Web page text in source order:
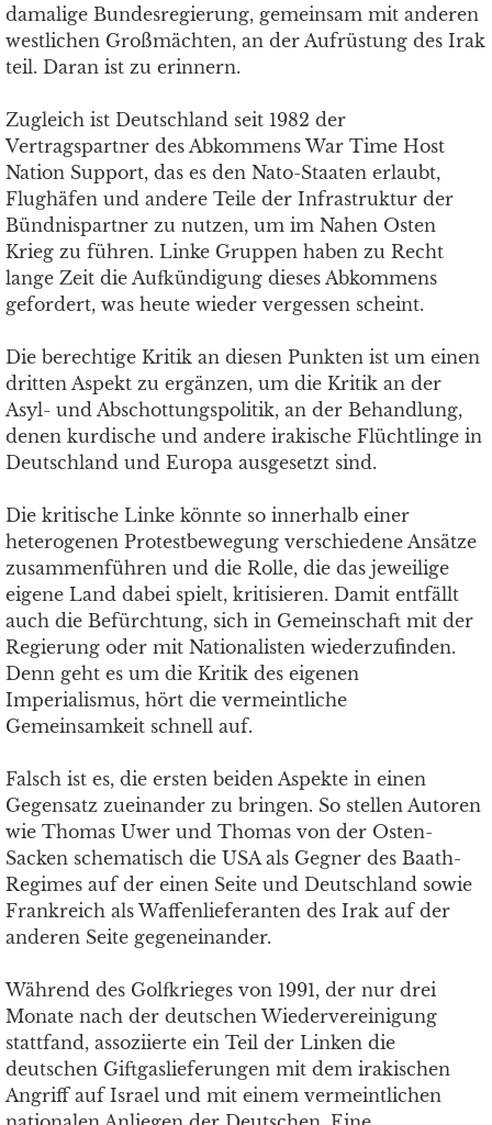
damalige Bundesregierung, gemeinsam mit anderen
westlichen Großmächten, an der Aufrüstung des Irak
teil. Daran ist zu erinnern.
Zugleich ist Deutschland seit 1982 der
Vertragspartner des Abkommens War Time Host
Nation Support, das es den Nato-Staaten erlaubt,
Flughäfen und andere Teile der Infrastruktur der
Bündnispartner zu nutzen, um im Nahen Osten
Krieg zu führen. Linke Gruppen haben zu Recht
lange Zeit die Aufkündigung dieses Abkommens
gefordert, was heute wieder vergessen scheint.
Die berechtige Kritik an diesen Punkten ist um einen
dritten Aspekt zu ergänzen, um die Kritik an der
Asyl- und Abschottungspolitik, an der Behandlung,
denen kurdische und andere irakische Flüchtlinge in
Deutschland und Europa ausgesetzt sind.
Die kritische Linke könnte so innerhalb einer
heterogenen Protestbewegung verschiedene Ansätze
zusammenführen und die Rolle, die das jeweilige
eigene Land dabei spielt, kritisieren. Damit entfällt
auch die Befürchtung, sich in Gemeinschaft mit der
Regierung oder mit Nationalisten wiederzufinden.
Denn geht es um die Kritik des eigenen
Imperialismus, hört die vermeintliche
Gemeinsamkeit schnell auf.
Falsch ist es, die ersten beiden Aspekte in einen
Gegensatz zueinander zu bringen. So stellen Autoren
wie Thomas Uwer und Thomas von der Osten-
Sacken schematisch die USA als Gegner des Baath-
Regimes auf der einen Seite und Deutschland sowie
Frankreich als Waffenlieferanten des Irak auf der
anderen Seite gegeneinander.
Während des Golfkrieges von 1991, der nur drei
Monate nach der deutschen Wiedervereinigung
stattfand, assoziierte ein Teil der Linken die
deutschen Giftgaslieferungen mit dem irakischen
Angriff auf Israel und mit einem vermeintlichen